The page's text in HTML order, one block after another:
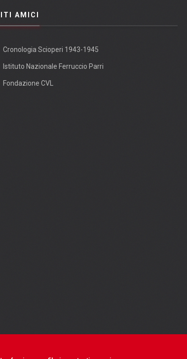
AMICI
Cronologia Scioperi 1943-1945
Istituto Nazionale Ferruccio Parri
Fondazione CVL
Contenuti e diritti riservati - © ANPI - Made in